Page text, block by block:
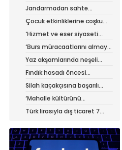
Jandarmadan sahte
çantacılara darbe
Çocuk etkinliklerine coşku
dolu final
‘Hizmet ve eser siyaseti
yapıyoruz’
‘Burs müracaatlarını almaya
başladık’
Yaz akşamlarında neşeli
etkinlikler
Fındık hasadı öncesi
üreticiye yol desteği
Silah kaçakçısına başarılı
operasyon
‘Mahalle kültürünü
güçlendiriyoruz’
Türk lirasıyla dış ticaret 7